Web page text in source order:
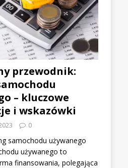
przewodnik:
– kluczowe
i wskazówki
0
samochodu używanego
używanego to
finansowania, polegająca